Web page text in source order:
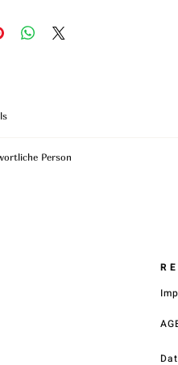
+ 3cm Verlängerung
Person